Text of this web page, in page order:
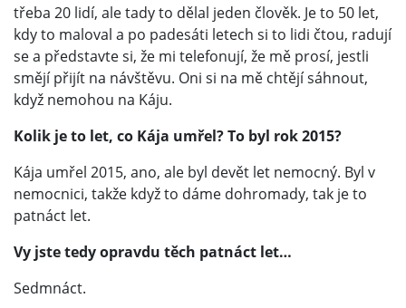
třeba 20 lidí, ale tady to dělal jeden člověk. Je to 50 let,
kdy to maloval a po padesáti letech si to lidi čtou, radují
se a představte si, že mi telefonují, že mě prosí, jestli
smějí přijít na návštěvu. Oni si na mě chtějí sáhnout,
když nemohou na Káju.
Kolik je to let, co Kája umřel? To byl rok 2015?
Kája umřel 2015, ano, ale byl devět let nemocný. Byl v
nemocnici, takže když to dáme dohromady, tak je to
patnáct let.
Vy jste tedy opravdu těch patnáct let…
Sedmnáct.